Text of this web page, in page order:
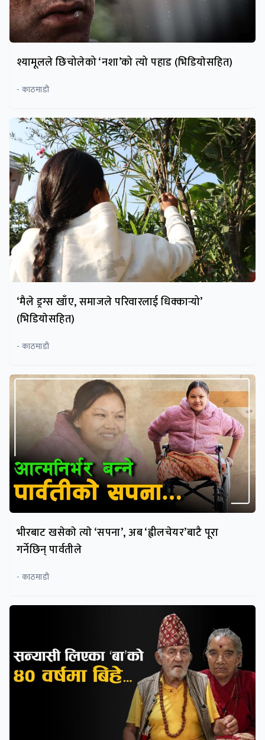
श्यामूलले छिचोलेको ‘नशा’को त्यो पहाड (भिडियाेसहित)
- काठमाडाैं
‘मैले ड्रग्स खाँए, समाजले परिवारलाई धिक्कार्‍यो’
(भिडियाेसहित)
- काठमाडाैं
भीरबाट खसेकाे त्याे ‘सपना’, अब ‘ह्वीलचेयर’बाटै पूरा
गर्नेछिन् पार्वतीले
- काठमाडाैं